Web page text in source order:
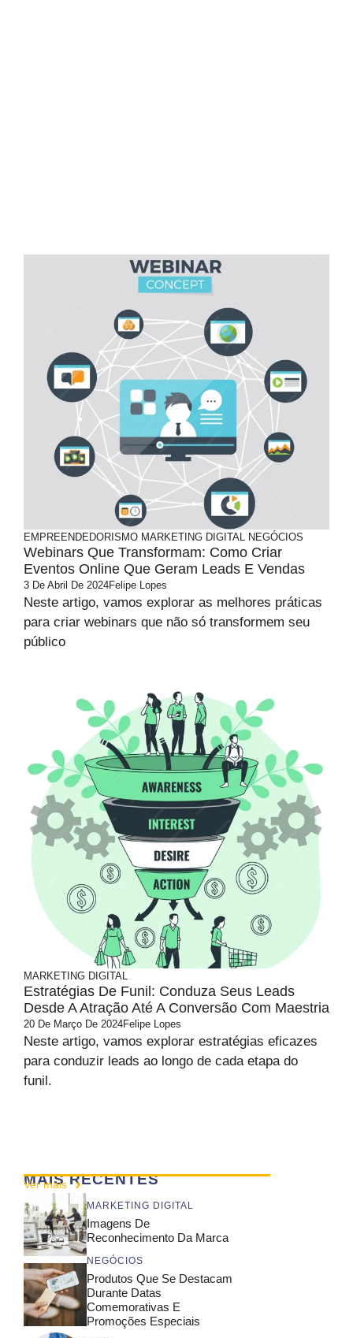
EMPREENDEDORISMO MARKETING DIGITAL NEGÓCIOS
Webinars Que Transformam: Como Criar
Eventos Online Que Geram Leads E Vendas
3 De Abril De 2024Felipe Lopes
Neste artigo, vamos explorar as melhores práticas
para criar webinars que não só transformem seu
público
MARKETING DIGITAL
Estratégias De Funil: Conduza Seus Leads
Desde A Atração Até A Conversão Com Maestria
20 De Março De 2024Felipe Lopes
Neste artigo, vamos explorar estratégias eficazes
para conduzir leads ao longo de cada etapa do
funil.
MAIS RECENTES
Ver mais
MARKETING DIGITAL
Imagens De
Reconhecimento Da Marca
NEGÓCIOS
Produtos Que Se Destacam
Durante Datas
Comemorativas E
Promoções Especiais